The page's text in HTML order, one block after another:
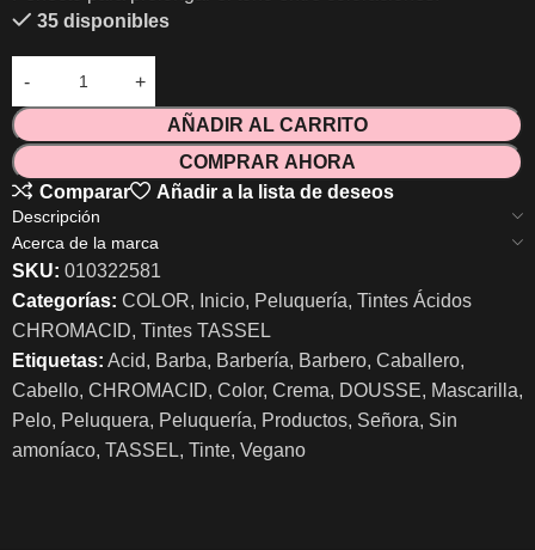
35 disponibles
AÑADIR AL CARRITO
COMPRAR AHORA
Comparar
Añadir a la lista de deseos
Descripción
Acerca de la marca
SKU: 010322581
Categorías: COLOR, Inicio, Peluquería, Tintes Ácidos
CHROMACID, Tintes TASSEL
Etiquetas: Acid, Barba, Barbería, Barbero, Caballero,
Cabello, CHROMACID, Color, Crema, DOUSSE, Mascarilla,
Pelo, Peluquera, Peluquería, Productos, Señora, Sin
amoníaco, TASSEL, Tinte, Vegano